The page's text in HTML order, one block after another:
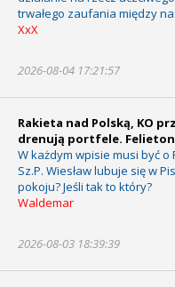
trwałego zaufania między
XxX
2026-08-04 17:21:57
Rakieta nad Polską, KO
drenują portfele. Felieton
W każdym wpisie musi być o
Sz.P. Wiesław lubuje się w
pokoju? Jeśli tak to który?
Waldemar
2026-08-03 18:39:39